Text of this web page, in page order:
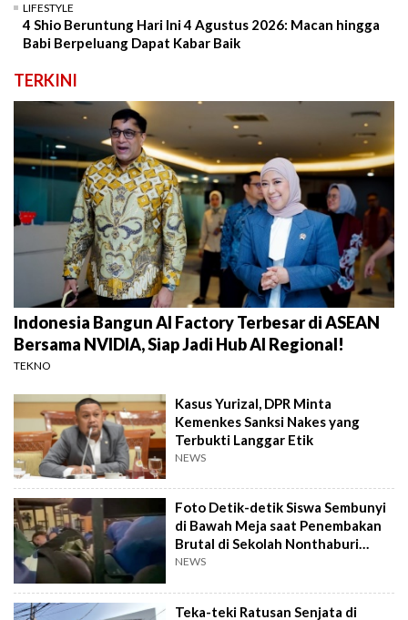
LIFESTYLE
4 Shio Beruntung Hari Ini 4 Agustus 2026: Macan hingga
Babi Berpeluang Dapat Kabar Baik
TERKINI
Indonesia Bangun AI Factory Terbesar di ASEAN
Bersama NVIDIA, Siap Jadi Hub AI Regional!
TEKNO
Kasus Yurizal, DPR Minta
Kemenkes Sanksi Nakes yang
Terbukti Langgar Etik
NEWS
Foto Detik-detik Siswa Sembunyi
di Bawah Meja saat Penembakan
Brutal di Sekolah Nonthaburi
Thailand
NEWS
Teka-teki Ratusan Senjata di